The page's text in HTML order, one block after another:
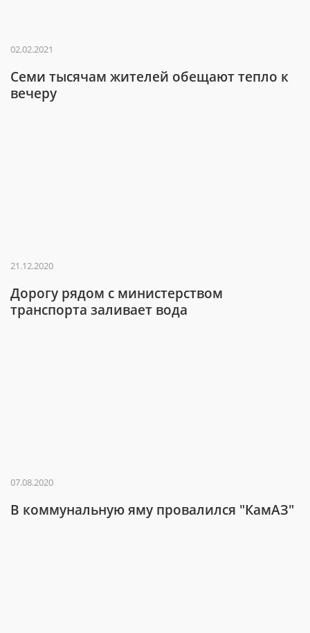
02.02.2021
Семи тысячам жителей обещают тепло к
вечеру
21.12.2020
Дорогу рядом с министерством
транспорта заливает вода
07.08.2020
В коммунальную яму провалился "КамАЗ"